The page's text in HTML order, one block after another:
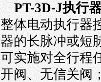
PT-3D-J执行
整体电动执行器
器的长脉冲或短
可实施对全行程
开阀、无信关阀